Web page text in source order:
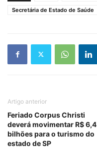
Secretária de Estado de Saúde
Artigo anterior
Feriado Corpus Christi
deverá movimentar R$ 6,4
bilhões para o turismo do
estado de SP